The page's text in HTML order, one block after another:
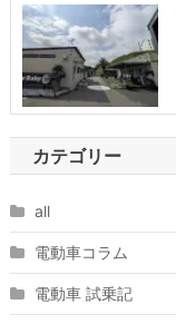
カテゴリー
all
電動車コラム
電動車 試乗記